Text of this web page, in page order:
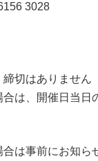
3028
締切はありません
合は、開催日当
合は事前にお知